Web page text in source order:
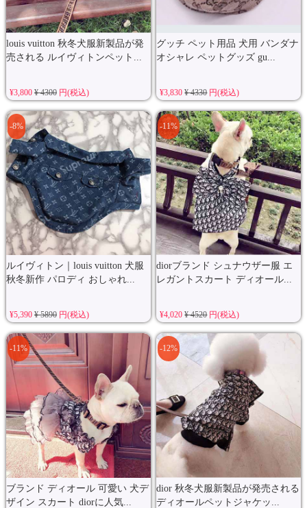
louis vuitton 秋冬犬服新製品が発
売される ルイヴィトンペット...
¥3,800 ¥ 4300円(税込)
グッチ ペット用品 犬用 バンダナ
オシャレ ペットグッズ gu...
¥3,830¥ 4330円(税込)
ルイヴィトン｜louis vuitton 犬服
秋冬新作 パロディ おしゃれ...
-8%
¥5,390 ¥ 5890円(税込)
diorブランド シュナウザー服 エ
レガントスカート ディオール...
-11%
¥4,020¥ 4520円(税込)
ブランド ディオール 可愛い 犬デ
ザイン スカート diorに人気...
-11%
dior 秋冬犬服新製品が発売される
ディオールペットジャケッ...
-12%